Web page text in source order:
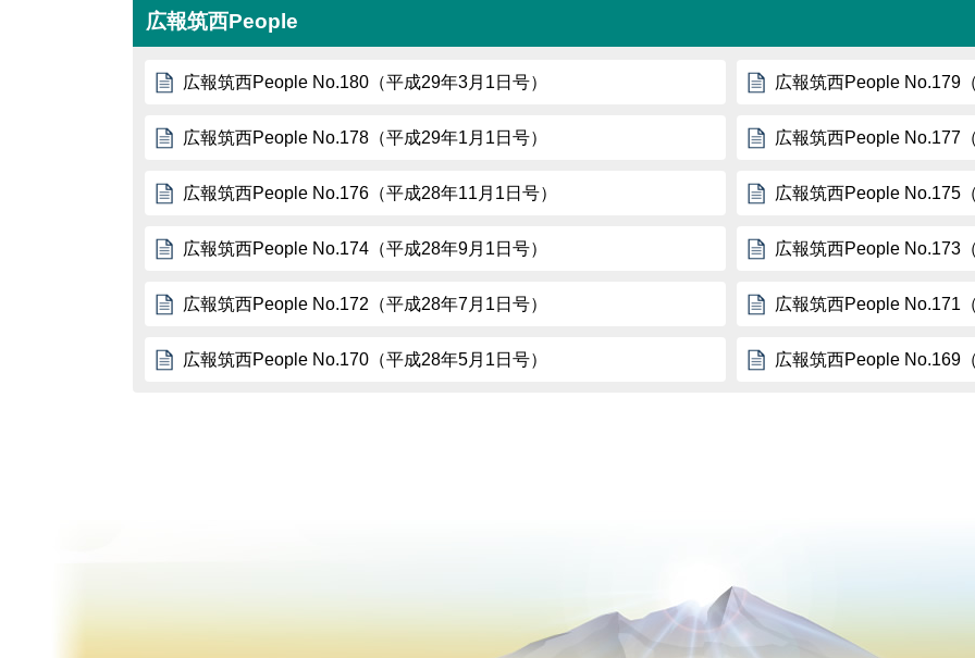
広報筑西People
広報筑西People No.180（平成29年3月1日号） 広報筑西People No.179
広報筑西People No.178（平成29年1月1日号） 広報筑西People No.177
広報筑西People No.176（平成28年11月1日号） 広報筑西People No.175
広報筑西People No.174（平成28年9月1日号） 広報筑西People No.173
広報筑西People No.172（平成28年7月1日号） 広報筑西People No.171
広報筑西People No.170（平成28年5月1日号） 広報筑西People No.169